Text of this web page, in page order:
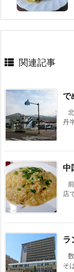
関連記事
で
丹
中
店
ラ
そ